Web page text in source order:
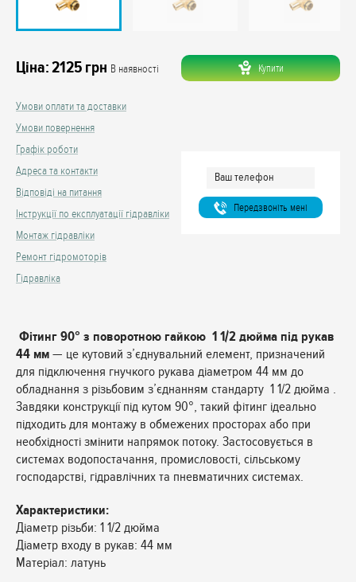
Ціна:2125 грн В наявності Купити
Умови оплати та доставки
Умови повернення
Графік роботи
Адреса та контакти
Відповіді на питання
Інструкції по експлуатації гідравліки
Монтаж гідравліки
Ремонт гідромоторів
Гідравліка
Передзвонiть менi
Фітинг 90° з поворотною гайкою 1 1/2 дюйма під рукав
44 мм — це кутовий з’єднувальний елемент, призначений
для підключення гнучкого рукава діаметром 44 мм до
обладнання з різьбовим з’єднанням стандарту 1 1/2 дюйма .
Завдяки конструкції під кутом 90°, такий фітинг ідеально
підходить для монтажу в обмежених просторах або при
необхідності змінити напрямок потоку. Застосовується в
системах водопостачання, промисловості, сільському
господарстві, гідравлічних та пневматичних системах.
Характеристики:
Діаметр різьби: 1 1/2 дюйма
Діаметр входу в рукав: 44 мм
Матеріал: латунь